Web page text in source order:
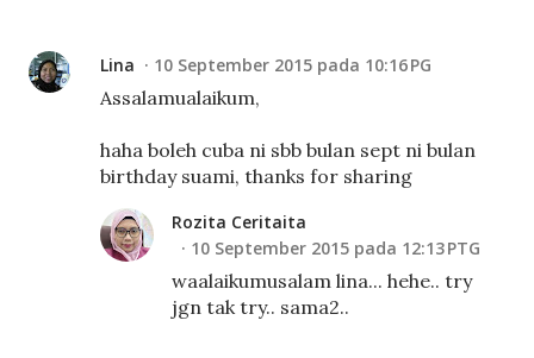
Lina 10 September 2015 pada 10:16 PG
Assalamualaikum,
haha boleh cuba ni sbb bulan sept ni bulan
birthday suami, thanks for sharing
Rozita Ceritaita
10 September 2015 pada 12:13 PTG
waalaikumusalam lina... hehe.. try
jgn tak try.. sama2..